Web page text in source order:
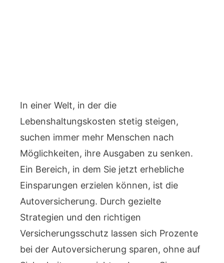
In einer Welt, in der die
Lebenshaltungskosten stetig steigen,
suchen immer mehr Menschen nach
Möglichkeiten, ihre Ausgaben zu senken.
Ein Bereich, in dem Sie jetzt erhebliche
Einsparungen erzielen können, ist die
Autoversicherung. Durch gezielte
Strategien und den richtigen
Versicherungsschutz lassen sich Prozente
bei der Autoversicherung sparen, ohne auf